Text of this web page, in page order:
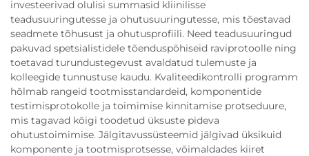
investeerivad olulisi summasid kliinilisse
teadusuuringutesse ja ohutusuuringutesse, mis tõestavad
seadmete tõhusust ja ohutusprofiili. Need teadusuuringud
pakuvad spetsialistidele tõenduspõhiseid raviprotoolle ning
toetavad turundustegevust avaldatud tulemuste ja
kolleegide tunnustuse kaudu. Kvaliteedikontrolli programm
hõlmab rangeid tootmisstandardeid, komponentide
testimisprotokolle ja toimimise kinnitamise protseduure,
mis tagavad kõigi toodetud üksuste pideva
ohutustoimimise. Jälgitavussüsteemid jälgivad üksikuid
komponente ja tootmisprotsesse, võimaldades kiiret